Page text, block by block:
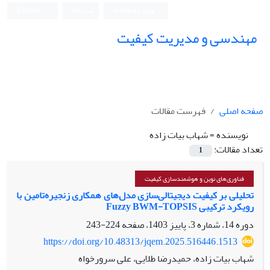
مهندسی و مدیریت کیفیت
صفحه اصلی
فهرست مقالات
نویسنده =شهاب بیات زاده
تعداد مقالات:
1
فناوری‌های نوین و هوشمندسازی کیفیت
تحلیلی بر کیفیت دیجیتالی‌سازی مدل‌های همکاری زنجیره‌تامین با
رویکرد ترکیبی Fuzzy BWM-TOPSIS
دوره 14، شماره 3، پاییز 1403، صفحه
224-243
https://doi.org/10.48313/jqem.2025.516446.1513
شهاب بیات زاده، حمیدرضا طلایی، علی سرورخواه